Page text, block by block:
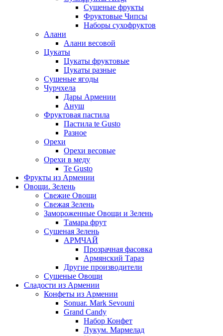
Сушеные фрукты
Фруктовые Чипсы
Наборы сухофруктов
Алани
Алани весовой
Цукаты
Цукаты фруктовые
Цукаты разные
Сушеные ягоды
Чурчхела
Дары Армении
Ануш
Фруктовая пастила
Пастила te Gusto
Разное
Орехи
Орехи весовые
Орехи в меду
Te Gusto
Фрукты из Армении
Овощи. Зелень
Свежие Овощи
Свежая Зелень
Замороженные Овощи и Зелень
Тамара фрут
Сушеная Зелень
АРМЧАЙ
Прозрачная фасовка
Армянский Тараз
Другие производители
Сушеные Овощи
Сладости из Армении
Конфеты из Армении
Sonuar. Mark Sevouni
Grand Candy
Набор Конфет
Лукум. Мармелад